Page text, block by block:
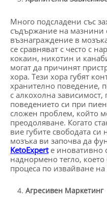
Много подсладени със
съдържание на мазнини
възнаграждение в
се сравняват с често с
кокаин, никотин и
могат да причинят
хора. Тези хора губят
хранително поведение,
с алкохолна
поведението си при
сложен проблем, който
преодоляване. Когато
вие губите свободата
мозъка ви започва да
KetoExpertе иновативно
наднормено тегло,
процеса по извайване
Агресивен Маркетинг